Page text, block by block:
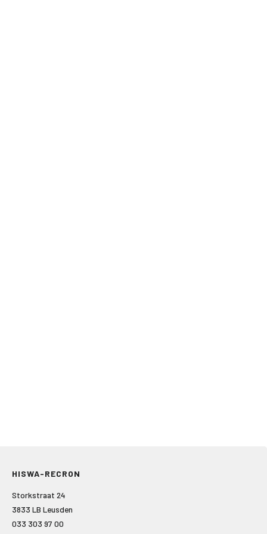
HISWA-RECRON
Storkstraat 24
3833 LB Leusden
033 303 97 00